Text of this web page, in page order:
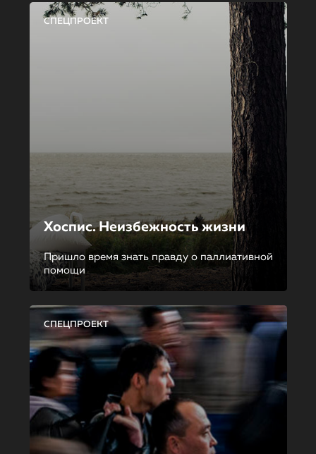
СПЕЦПРОЕКТ
Хоспис. Неизбежность жизни
Пришло время знать правду о паллиативной
помощи
СПЕЦПРОЕКТ